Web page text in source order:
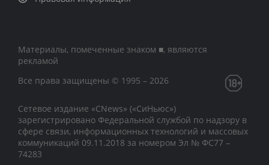
Материалы, помеченные знаком ■, являются
рекламой
Все права защищены © 1995 – 2026
Сетевое издание «CNews» («СиНьюс»)
зарегистрировано Федеральной службой по надзору в
сфере связи, информационных технологий и массовых
коммуникаций 09.11.2018 за номером Эл № ФС77 –
74283